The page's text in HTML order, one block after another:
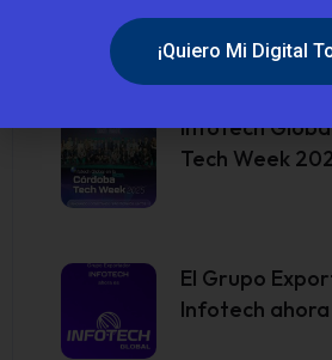
Novedades
Infotech
Tech Week
El Grupo
Infotech